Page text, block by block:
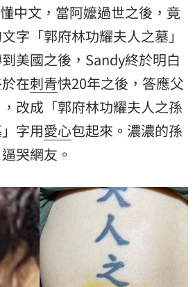
中文，當阿嬤過世之後，竟
字「郭府林功耀夫人之墓」
美國之後，Sandy終於明白
在刺青快20年之後，答應父
改成「郭府林功耀夫人之孫
字用愛心包起來。濃濃的孫
哭網友。